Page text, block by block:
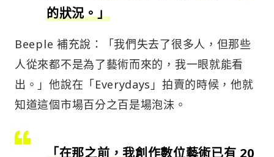
的狀況。」
Beeple 補充說：「我們失去了很多人，但那些
人從來都不是為了藝術而來的，我一眼就能看
出。」他說在「Everydays」拍賣的時候，他就
知道這個市場百分之百是場泡沫。
「在那之前，我創作數位藝術已有 20